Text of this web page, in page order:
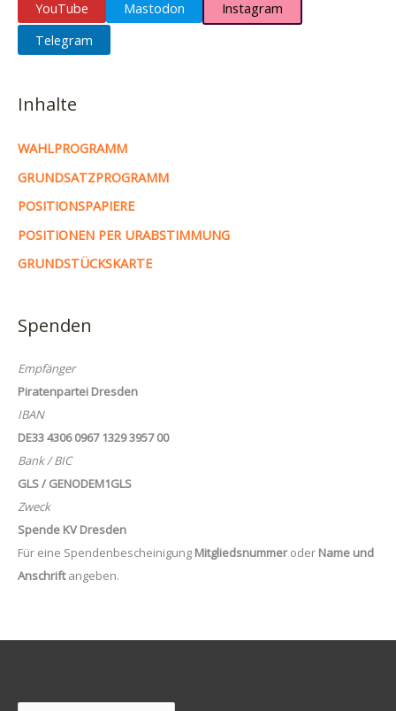
YouTube
Mastodon
Instagram
Telegram
Inhalte
WAHLPROGRAMM
GRUNDSATZPROGRAMM
POSITIONSPAPIERE
POSITIONEN PER URABSTIMMUNG
GRUNDSTÜCKSKARTE
Spenden
Empfänger
Piratenpartei Dresden
IBAN
DE33 4306 0967 1329 3957 00
Bank / BIC
GLS / GENODEM1GLS
Zweck
Spende KV Dresden
Für eine Spendenbescheinigung Mitgliedsnummeroder Name und
Anschriftangeben.